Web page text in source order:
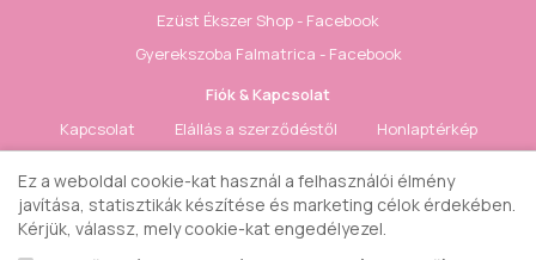
Ezüst Ékszer Shop - Facebook
Gyerekszoba Falmatrica - Facebook
Fiók & Kapcsolat
Kapcsolat
Elállás a szerződéstől
Honlaptérkép
Gyerek ékszer Shop © 2018 - ezüst gyerek ékszerek
Ez a weboldal cookie-kat használ a felhasználói élmény
javítása, statisztikák készítése és marketing célok érdekében.
Kérjük, válassz, mely cookie-kat engedélyezel.